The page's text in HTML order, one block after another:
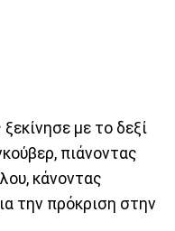
με το δεξί
πιάνοντας
κάνοντας
την πρόκριση στην